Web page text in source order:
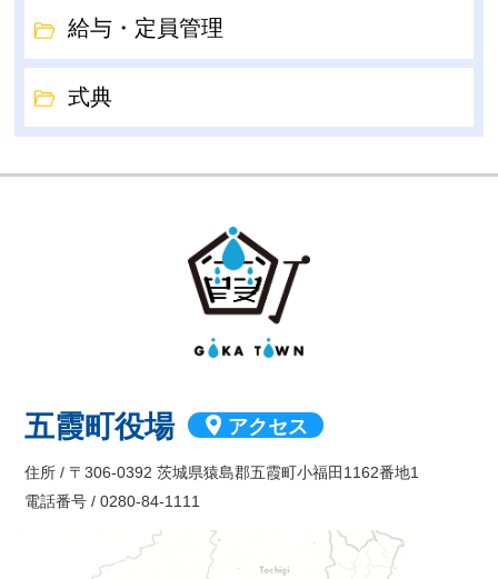
給与・定員管理
式典
五霞町役場 アクセス
住所 / 〒306-0392 茨城県猿島郡五霞町小福田1162番地1
電話番号 / 0280-84-1111